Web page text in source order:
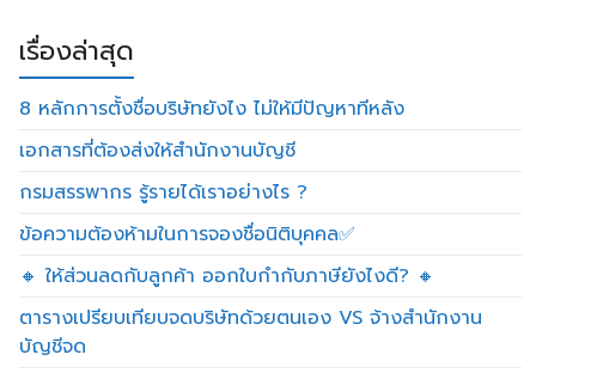
เรื่องล่าสุด
8 หลักการตั้งชื่อบริษัทยังไง ไม่ให้มีปัญหาทีหลัง
เอกสารที่ต้องส่งให้สำนักงานบัญชี
กรมสรรพากร รู้รายได้เราอย่างไร ?
ข้อความต้องห้ามในการจองชื่อนิติบุคคล✅
🔸 ให้ส่วนลดกับลูกค้า ออกใบกำกับภาษียังไงดี? 🔸
ตารางเปรียบเทียบจดบริษัทด้วยตนเอง VS จ้างสำนักงาน
บัญชีจด